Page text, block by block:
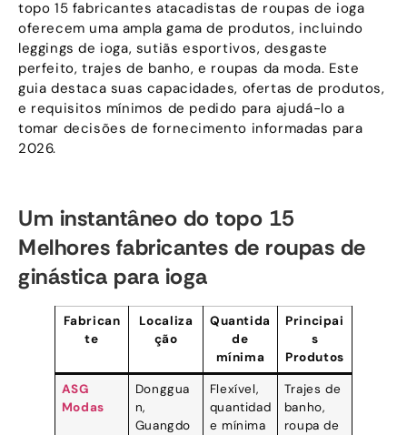
topo 15 fabricantes atacadistas de roupas de ioga
oferecem uma ampla gama de produtos, incluindo
leggings de ioga, sutiãs esportivos, desgaste
perfeito, trajes de banho, e roupas da moda. Este
guia destaca suas capacidades, ofertas de produtos,
e requisitos mínimos de pedido para ajudá-lo a
tomar decisões de fornecimento informadas para
2026.
Um instantâneo do topo 15
Melhores fabricantes de roupas de
ginástica para ioga
Fabrican
te
Localiza
ção
Quantida
de
mínima
Principai
s
Produtos
ASG
Modas
Donggua
n,
Guangdo
Flexível,
quantidad
e mínima
Trajes de
banho,
roupa de